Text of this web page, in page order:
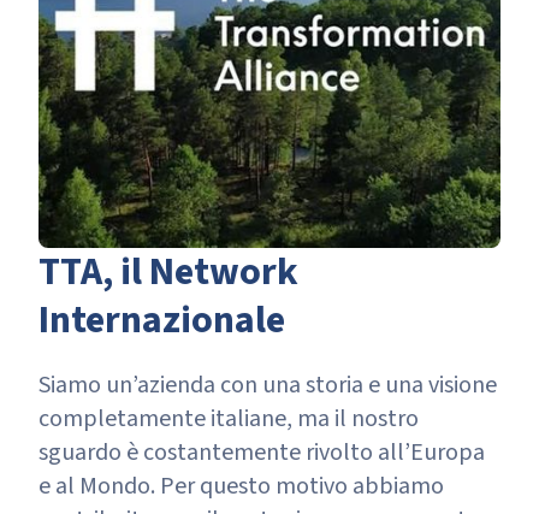
TTA, il Network
Internazionale
Siamo un’azienda con una storia e una visione
completamente italiane, ma il nostro
sguardo è costantemente rivolto all’Europa
e al Mondo. Per questo motivo abbiamo